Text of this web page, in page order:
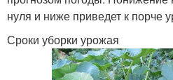
нуля и ниже приведет к порче
Сроки уборки урожая